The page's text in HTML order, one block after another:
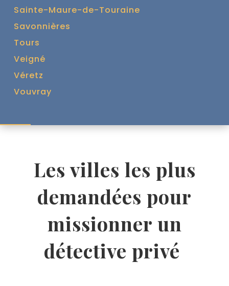
Sainte-Maure-de-Touraine
Savonnières
Tours
Veigné
Véretz
Vouvray
Les villes les plus
demandées pour
missionner un
détective privé